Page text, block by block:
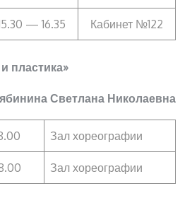
— 16.35 Кабинет №122
пластика»
Светлана Николаевна
Зал хореографии
Зал хореографии